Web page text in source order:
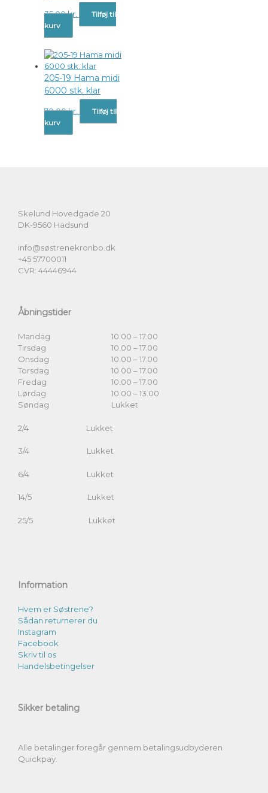
35,00kr.
Tilføj til
kurv
205-19 Hama midi
6000 stk. klar
70,00kr.
Tilføj til
kurv
Skelund Hovedgade 20
DK-9560 Hadsund
info@søstrenekronbo.dk
+45 57700011
CVR: 44446944
Åbningstider
Mandag
10.00 – 17.00
Tirsdag
10.00 – 17.00
Onsdag
10.00 – 17.00
Torsdag
10.00 – 17.00
Fredag
10.00 – 17.00
Lørdag
10.00 – 13.00
Søndag
Lukket
2/4 Lukket
3/4 Lukket
6/4 Lukket
14/5 Lukket
25/5 Lukket
Information
Hvem er Søstrene?
Sådan returnerer du
Instagram
Facebook
Skriv til os
Handelsbetingelser
Sikker betaling
Alle betalinger foregår gennem betalingsudbyderen
Quickpay.